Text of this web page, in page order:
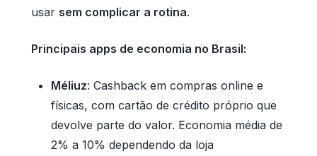
usar sem complicar a rotina.
Principais apps de economia no Brasil:
Méliuz: Cashback em compras online e
físicas, com cartão de crédito próprio que
devolve parte do valor. Economia média de
2% a 10% dependendo da loja